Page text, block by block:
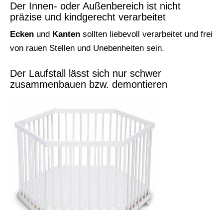
Der Innen- oder Außenbereich ist nicht
präzise und kindgerecht verarbeitet
Ecken und Kanten sollten liebevoll verarbeitet und frei
von rauen Stellen und Unebenheiten sein.
Der Laufstall lässt sich nur schwer
zusammenbauen bzw. demontieren